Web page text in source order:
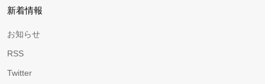
新着情報
お知らせ
RSS
Twitter